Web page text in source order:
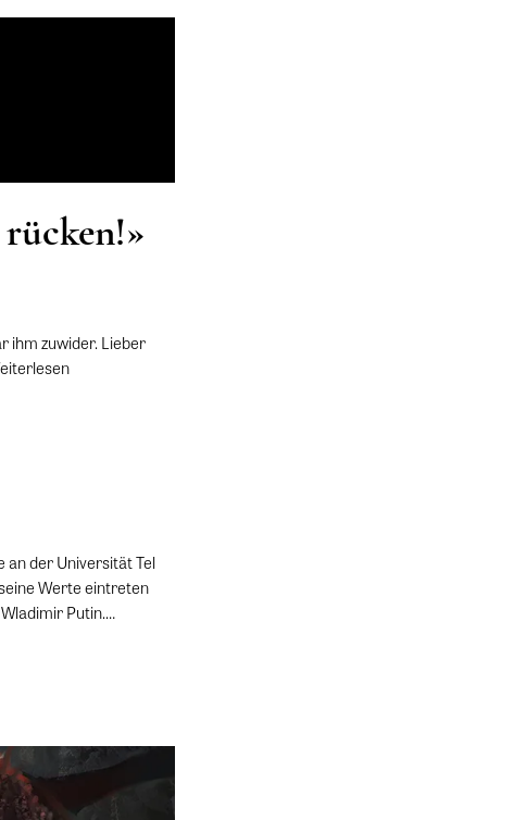
ihm zuwider. Lieber
an der Universität Tel
Werte eintreten
Putin.…